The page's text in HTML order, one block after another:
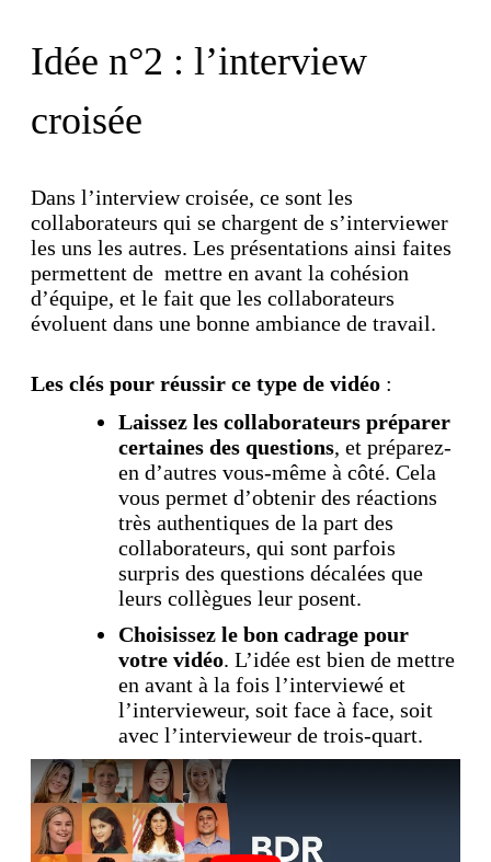
Idée n°2 : l’interview
croisée
Dans l’interview croisée, ce sont les
collaborateurs qui se chargent de s’interviewer
les uns les autres. Les présentations ainsi faites
permettent de mettre en avant la cohésion
d’équipe, et le fait que les collaborateurs
évoluent dans une bonne ambiance de travail.
Les clés pour réussir ce type de vidéo :
Laissez les collaborateurs préparer
certaines des questions, et préparez-
en d’autres vous-même à côté. Cela
vous permet d’obtenir des réactions
très authentiques de la part des
collaborateurs, qui sont parfois
surpris des questions décalées que
leurs collègues leur posent.
Choisissez le bon cadrage pour
votre vidéo. L’idée est bien de mettre
en avant à la fois l’interviewé et
l’intervieweur, soit face à face, soit
avec l’intervieweur de trois-quart.